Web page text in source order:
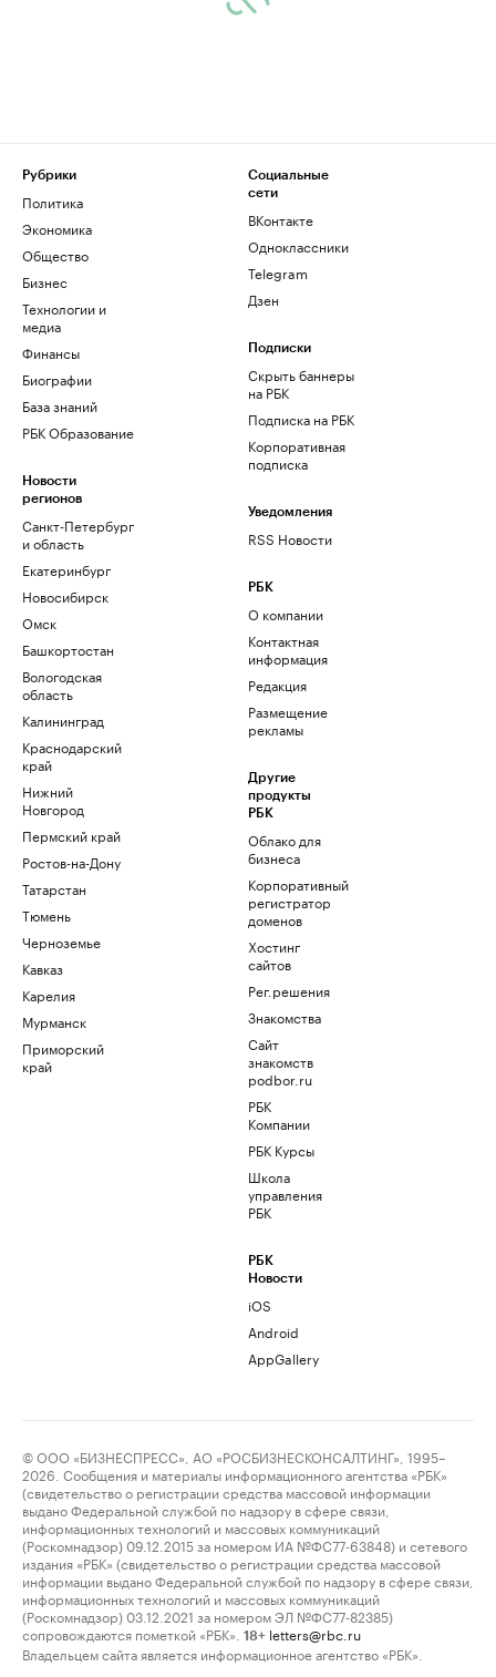
Рубрики
Политика
Экономика
Общество
Бизнес
Технологии и
медиа
Финансы
Биографии
База знаний
РБК Образование
Новости
регионов
Санкт-Петербург
и область
Екатеринбург
Новосибирск
Омск
Башкортостан
Вологодская
область
Калининград
Краснодарский
край
Нижний
Новгород
Пермский край
Ростов-на-Дону
Татарстан
Тюмень
Черноземье
Кавказ
Карелия
Мурманск
Приморский
край
Социальные
сети
ВКонтакте
Одноклассники
Telegram
Дзен
Подписки
Скрыть баннеры
на РБК
Подписка на РБК
Корпоративная
подписка
Уведомления
RSS Новости
РБК
О компании
Контактная
информация
Редакция
Размещение
рекламы
Другие
продукты
РБК
Облако для
бизнеса
Корпоративный
регистратор
доменов
Хостинг
сайтов
Рег.решения
Знакомства
Сайт
знакомств
podbor.ru
РБК
Компании
РБК Курсы
Школа
управления
РБК
РБК
Новости
iOS
Android
AppGallery
© ООО «БИЗНЕСПРЕСС», АО «РОСБИЗНЕСКОНСАЛТИНГ», 1995–
2026. Сообщения и материалы информационного агентства «РБК»
(свидетельство о регистрации средства массовой информации
выдано Федеральной службой по надзору в сфере связи,
информационных технологий и массовых коммуникаций
(Роскомнадзор) 09.12.2015 за номером ИА №ФС77-63848) и сетевого
издания «РБК» (свидетельство о регистрации средства массовой
информации выдано Федеральной службой по надзору в сфере связи,
информационных технологий и массовых коммуникаций
(Роскомнадзор) 03.12.2021 за номером ЭЛ №ФС77-82385)
сопровождаются пометкой «РБК».
18+ letters@rbc.ru
Владельцем сайта является информационное агентство «РБК».